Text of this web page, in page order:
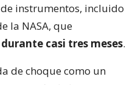
instrumentos, incluido
la NASA, que
casi tres meses.
de choque como un